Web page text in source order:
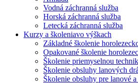
Vodná záchranná služba
Horská záchranná služba
Letecká záchranná služba
Kurzy a školeniavo výškach
Základné školenie
Opakované školenie
Školenie priemyselnou
Školenie obsluhy lanových
Školenie obsluhy pre lanové